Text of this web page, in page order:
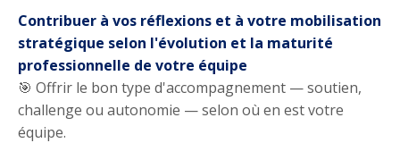
Contribuer à vos réflexions et à votre mobilisation
stratégique selon l'évolution et la maturité
professionnelle de votre équipe
🎯 Offrir le bon type d'accompagnement — soutien,
challenge ou autonomie — selon où en est votre
équipe.